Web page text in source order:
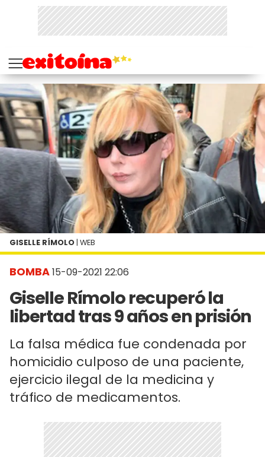
BOMBA15-09-2021 22:06
Giselle Rímolo recuperó la
libertad tras 9 años en prisión
La falsa médica fue condenada por
homicidio culposo de una paciente,
ejercicio ilegal de la medicina y
tráfico de medicamentos.
GISELLE RÍMOLO | WEB